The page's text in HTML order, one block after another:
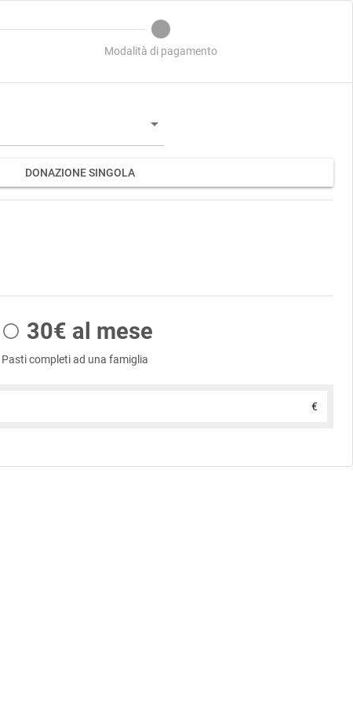
Modalità di pagamento
arrow_drop_down
DONAZIONE SINGOLA
30€ al mese
Pasti completi ad una famiglia
€